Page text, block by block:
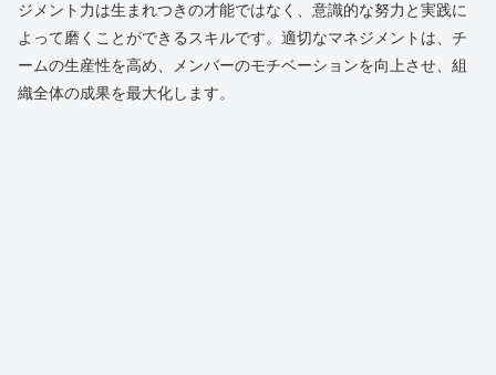
ジメント力は生まれつきの才能ではなく、意識的な努力と実践に
よって磨くことができるスキルです。適切なマネジメントは、チ
ームの生産性を高め、メンバーのモチベーションを向上させ、組
織全体の成果を最大化します。